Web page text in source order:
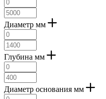
Диаметр мм
Глубина мм
Диаметр основания мм